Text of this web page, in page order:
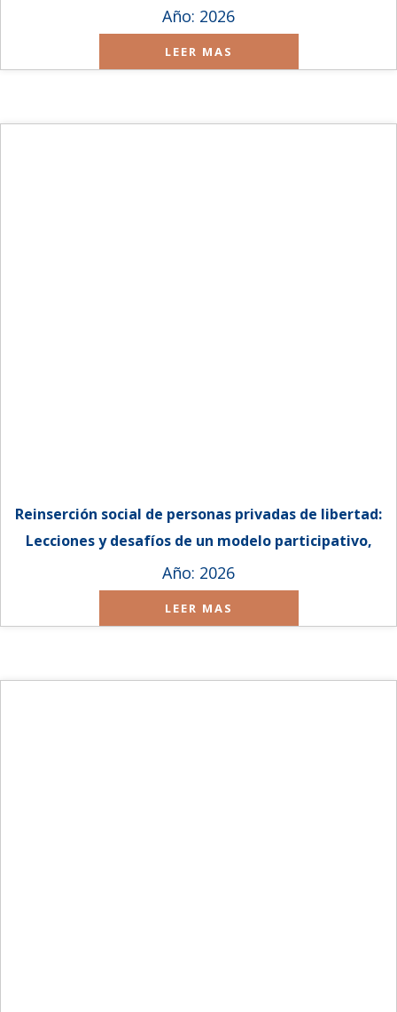
al Paraguay
Año: 2026
LEER MAS
Reinserción social de personas privadas de libertad:
Lecciones y desafíos de un modelo participativo,
articulador y sostenible.
Año: 2026
LEER MAS